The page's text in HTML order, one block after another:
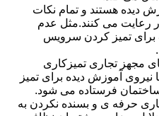
دیده هستند و تمام نکات
رعایت می کنند.مثل عدم
برای تمیز کردن سرویس
مجهز تجاری تمیزکاری
نیروی آموزش دیده برای تمیز
فرستاده می شود.
حرفه ی و بسنده نکردن به